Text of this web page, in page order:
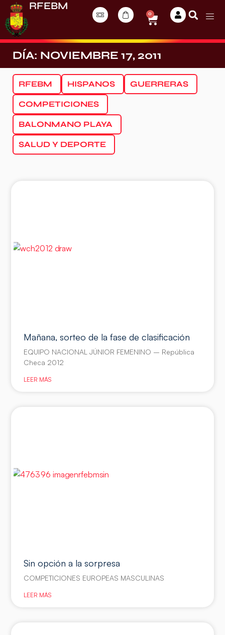
RFEBM
0
DÍA: NOVIEMBRE 17, 2011
RFEBM HISPANOS GUERRERAS
COMPETICIONES
BALONMANO PLAYA
SALUD Y DEPORTE
Mañana, sorteo de la fase de clasificación
EQUIPO NACIONAL JÚNIOR FEMENINO – República
Checa 2012
LEER MÁS
Sin opción a la sorpresa
COMPETICIONES EUROPEAS MASCULINAS
LEER MÁS